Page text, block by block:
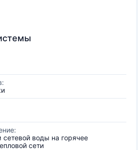
воды на горячее
сети